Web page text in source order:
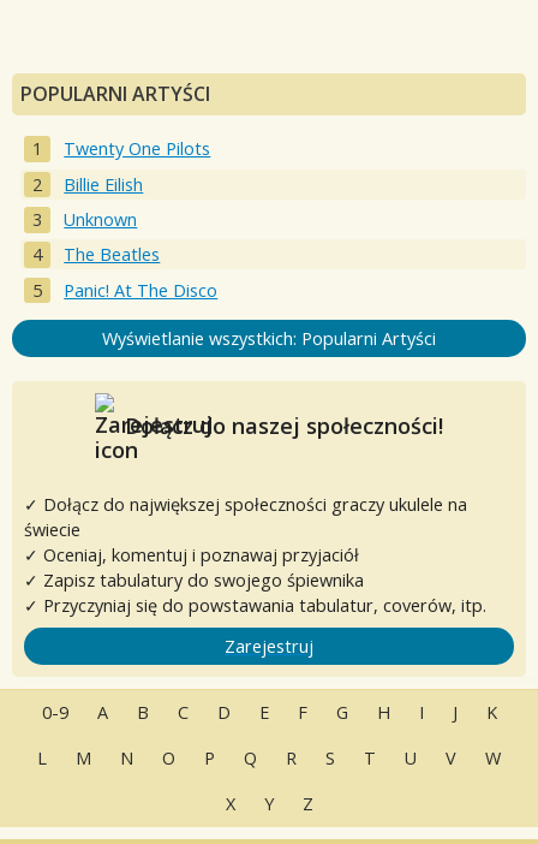
POPULARNI ARTYŚCI
Twenty One Pilots
Billie Eilish
Unknown
The Beatles
Panic! At The Disco
Wyświetlanie wszystkich: Popularni Artyści
Dołącz do naszej społeczności!
✓ Dołącz do największej społeczności graczy ukulele na
świecie
✓ Oceniaj, komentuj i poznawaj przyjaciół
✓ Zapisz tabulatury do swojego śpiewnika
✓ Przyczyniaj się do powstawania tabulatur, coverów, itp.
Zarejestruj
0-9 A B C D E F G H I J
K
L
M N O P Q R S T U V
W
X
Y Z